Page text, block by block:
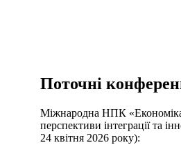
Поточні
Міжнародна НПК
перспективи інтеграції та
24 квітня 2026 року):